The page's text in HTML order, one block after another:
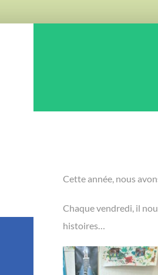
Cette année, nous
Chaque vendredi, il
histoires…